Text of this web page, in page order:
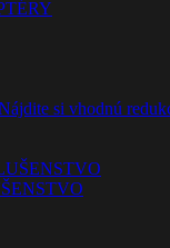
si vhodnú